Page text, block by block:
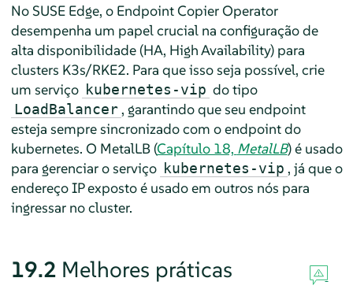
No SUSE Edge, o Endpoint Copier Operator
desempenha um papel crucial na configuração de
alta disponibilidade (HA, High Availability) para
clusters K3s/RKE2. Para que isso seja possível, crie
um serviço kubernetes-vip do tipo
LoadBalancer , garantindo que seu endpoint
esteja sempre sincronizado com o endpoint do
kubernetes. O MetalLB (Capítulo 18, MetalLB) é usado
para gerenciar o serviço kubernetes-vip , já que o
endereço IP exposto é usado em outros nós para
ingressar no cluster.
19.2 Melhores práticas